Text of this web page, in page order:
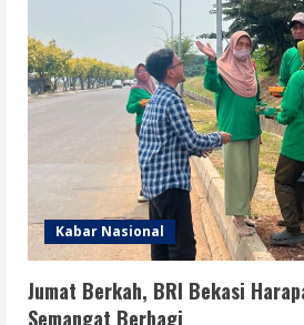
Kabar Nasional
Jumat Berkah, BRI Bekasi
Semangat Berbagi